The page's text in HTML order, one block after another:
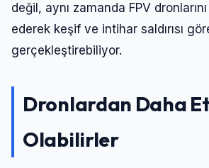
değil, aynı zamanda FPV
ederek keşif ve intihar saldırısı
gerçekleştirebiliyor.
Dronlardan Daha
Olabilirler